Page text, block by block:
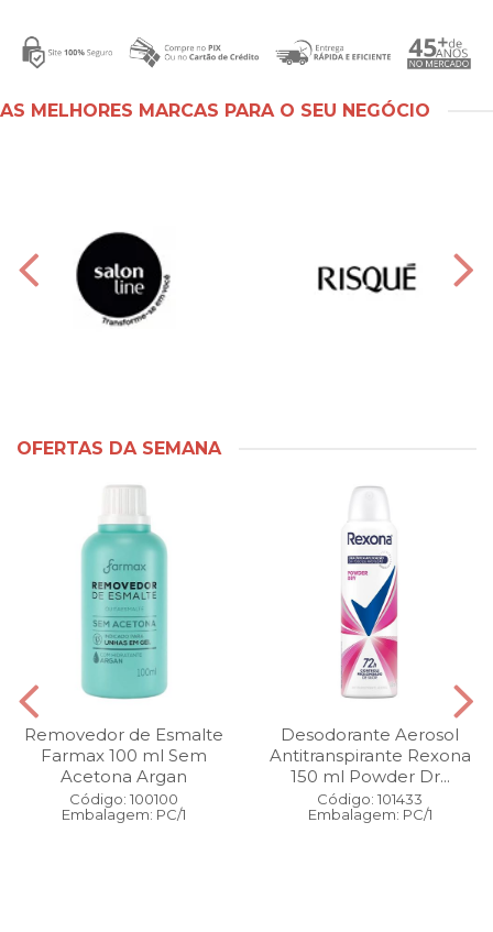
AS MELHORES MARCAS PARA O SEU NEGÓCIO
OFERTAS DA SEMANA
Removedor de Esmalte
Farmax 100 ml Sem
Acetona Argan
Código: 100100
Embalagem: PC/1
Desodorante Aerosol
Antitranspirante Rexona
150 ml Powder Dr...
Código: 101433
Embalagem: PC/1